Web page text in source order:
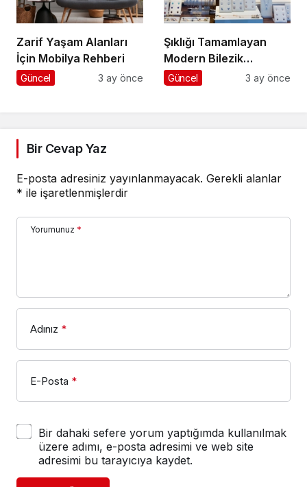
Zarif Yaşam Alanları
İçin Mobilya Rehberi
Güncel 3 ay önce
Şıklığı Tamamlayan
Modern Bilezik
Seçenekleri
Güncel 3 ay önce
Bir Cevap Yaz
E-posta adresiniz yayınlanmayacak. Gerekli alanlar
* ile işaretlenmişlerdir
Yorumunuz *
Adınız *
E-Posta *
Bir dahaki sefere yorum yaptığımda kullanılmak
üzere adımı, e-posta adresimi ve web site
adresimi bu tarayıcıya kaydet.